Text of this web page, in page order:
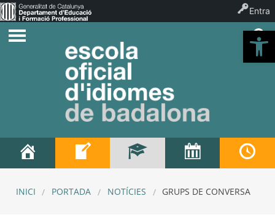
INICI PORTADA NOTÍCIES GRUPS DE CONVERSA
Entra